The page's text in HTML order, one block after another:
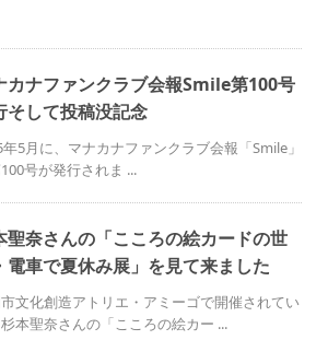
カナファンクラブ会報Smile第100号
そして投稿没記念
5月に、マナカナファンクラブ会報「Smile」
号が発行されま ...
聖奈さんの「こころの絵カードの世
電車で夏休み展」を見て来ました
文化創造アトリエ・アミーゴで開催されてい
本聖奈さんの「こころの絵カー ...